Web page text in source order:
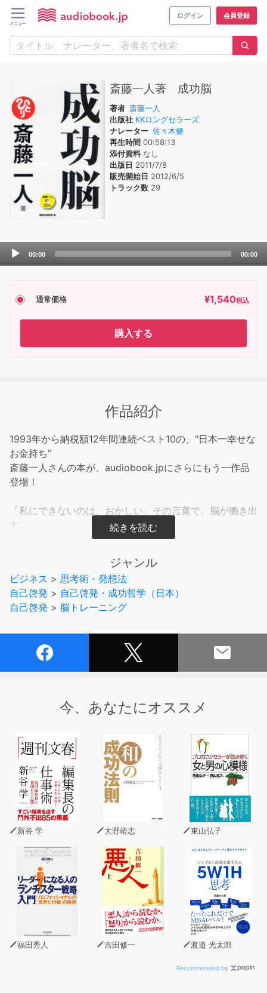
ログイン 会員登録
斎藤一人著 成功脳
著者 斎藤一人
出版社 KKロングセラーズ
ナレーター 佐々木健
再生時間 00:58:13
添付資料なし
出版日 2011/7/8
販売開始日 2012/6/5
トラック数 29
Audio
00:00 00:00
通常価格 ¥1,540税込
購入する
作品紹介
1993年から納税額12年間連続ベスト10の、“日本一幸せな
お金持ち”
斎藤一人さんの本が、audiobook.jpにさらにもう一作品
登場！
「私にできないのは、おかしい」その言葉で、脳が働き出
す。
自分の思うままの人生を作るための秘訣、「成功脳」につ
斎藤一人さん自ら、種明かしをします。
たとえば、
コンプレックスがあるとき
コンプレックスに延々と悩んだり、
サボり癖がついたりと、悪循環を繰り返してしまいます。
これでは脳に支配されてしまっている、と一人さんは言い
ます。
一人さんは脳に支配されるのではなく、脳を支配します。
脳に語りかけます。脳をなまけさせません。脳の言いなり
たとえば、体に痛みを感じても、脳に「お前がやってるの
知ってるぞ」と語りかけて
痛みを吹っ飛ばしてしまいます。
これこそが、自分の魂が脳を支配する「成功脳」です。
ジャンル
ビジネス > 思考術・発想法
自己啓発 > 自己啓発・成功哲学（日本）
自己啓発 > 脳トレーニング
今、あなたにオススメ
新谷 学 大野靖志 東山弘子
福田秀人 吉田修一 渡邉 光太郎
Recommended by